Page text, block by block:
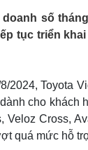
Biển đảo
Quân sự -
Phân tích
Đời sống
doanh số
tục triển
2024, Toyota
cho khách
Veloz Cross,
quá mức hỗ